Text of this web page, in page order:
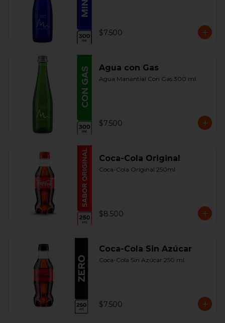
$7.500
Agua con Gas
Agua Manantial Con Gas 300 ml
$7.500
Coca-Cola Original
Coca-Cola Original 250ml
$8.500
Coca-Cola Sin Azúcar
Coca-Cola Sin Azúcar 250 ml
$7.500